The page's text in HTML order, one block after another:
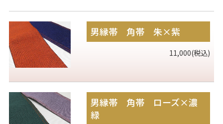
男縁帯 角帯 朱×紫
11,000(税込)
男縁帯 角帯 ローズ×濃
緑